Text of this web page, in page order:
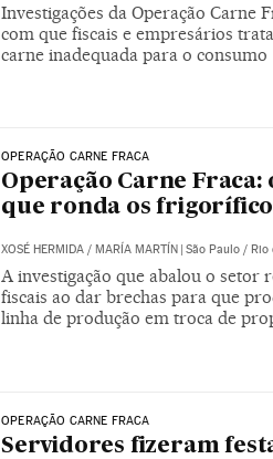
Investigações da Operação Carne
com que fiscais e empresários
carne inadequada para o consumo
OPERAÇÃO CARNE FRACA
Operação Carne Fraca:
que ronda os
XOSÉ HERMIDA/ MARÍA MARTÍN São Paulo / Rio
A investigação que abalou o setor
fiscais ao dar brechas para que
linha de produção em troca de
OPERAÇÃO CARNE FRACA
Servidores fizeram